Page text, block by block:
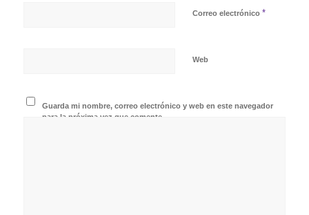
Correo electrónico *
Web
Guarda mi nombre, correo electrónico y web en este navegador
para la próxima vez que comente.